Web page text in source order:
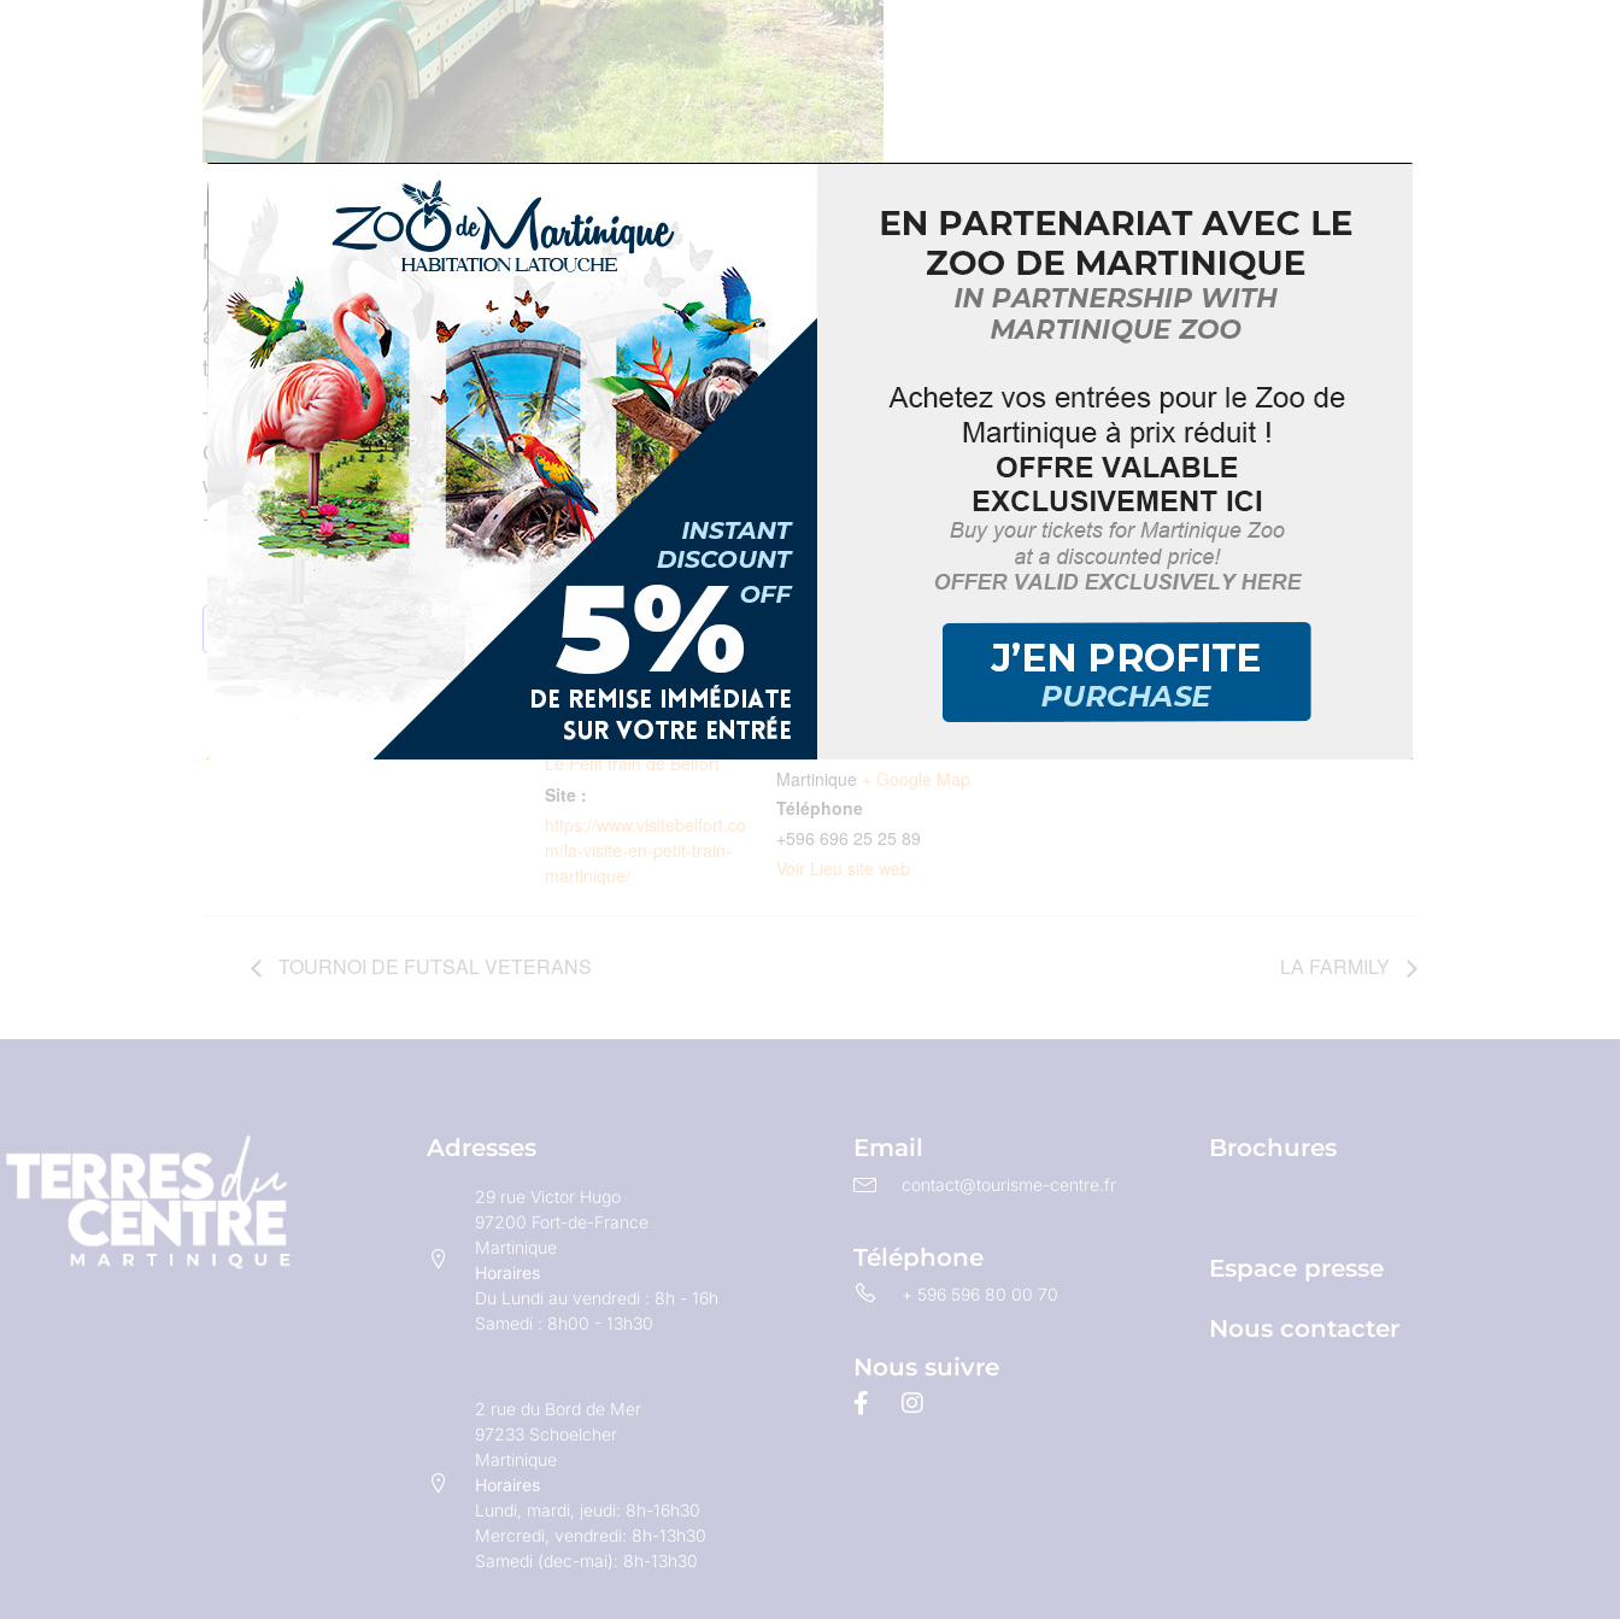
Nichée dans la campagne luxuriante du Lamentin, l’exploitation de Belfortvous accueille pour uneactivité unique en
Martinique
: un voyage à bord d’unpetit trainqui ravira petits et grands !
Au cœur d’un écrin de verdure, embarquez pour une découverte passionnante dumonde de la banane. Depuis plus de 30
ans, Belfort cultive un véritablesavoir-faire agricoleque vous pourrez explorer au fil des paysages, au rythme tranquille du
train.
Tarifs :Adulte : 17€ – Enfant (de 4 à 12ans) : 7€ – Forfait famille : 40€
Chemin Soudon, Quartier Belfort, Le Lamentin 97232, Martinique
www.visitebelfort.com
+596 696 25 25 89
DÉTAILS
Date :
26 juillet, 2025
Série :
Le Petit train de Belfort
Site :
https://www.visitebelfort.co
m/la-visite-en-petit-train-
martinique/
Chemin Soudon, Quartier
Belfort
Martinique + Google Map
Téléphone
+596 696 25 25 89
Voir Lieu site web
TOURNOI DE FUTSAL VETERANS LA FARMILY
Adresses
29 rue Victor Hugo
97200 Fort-de-France
Martinique
Horaires
Du Lundi au vendredi : 8h - 16h
Samedi : 8h00 - 13h30
2 rue du Bord de Mer
97233 Schoelcher
Martinique
Horaires
Lundi, mardi, jeudi: 8h-16h30
Mercredi, vendredi: 8h-13h30
Samedi (dec-mai): 8h-13h30
Email
contact@tourisme-centre.fr
Téléphone
+ 596 596 80 00 70
Nous suivre
Brochures
Espace presse
Nous contacter